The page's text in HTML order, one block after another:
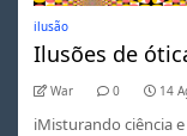
ilusão
Ilusões de
War 0 14
iMisturando ciência